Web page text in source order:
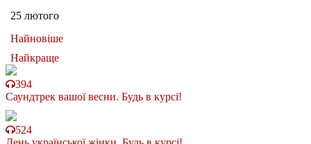
25 лютого
Найновіше
Найкраще
394
Саундтрек вашої весни. Будь в курсі!
524